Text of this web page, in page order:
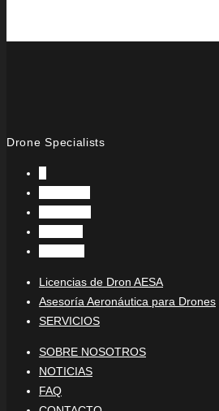
Drone Specialists
Licencias de Dron AESA
Asesoría Aeronáutica para Drones
SERVICIOS
SOBRE NOSOTROS
NOTICIAS
FAQ